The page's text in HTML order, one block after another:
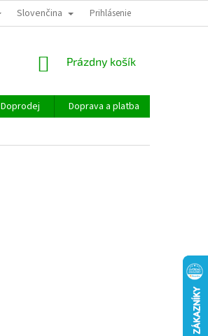
Slovenčina Prihlásenie
NÁKUPNÝ
Prázdny košík
Doprodej Doprava a platba